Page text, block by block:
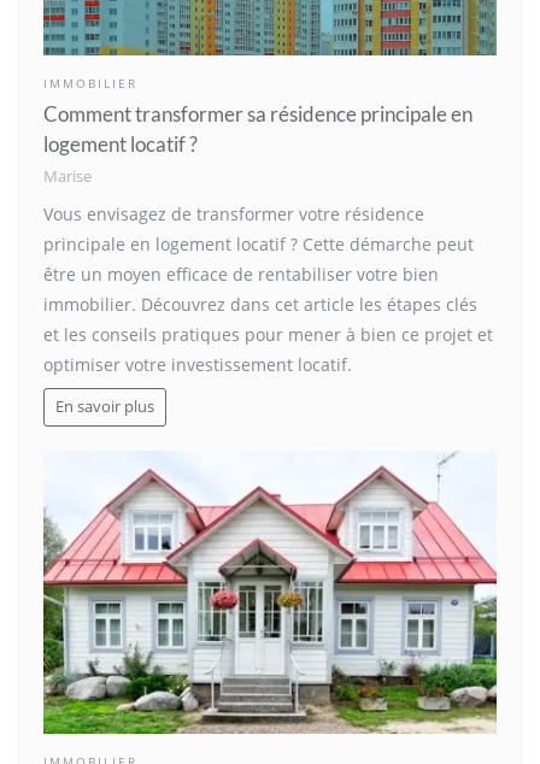
IMMOBILIER
Comment transformer sa résidence principale en
logement locatif ?
Marise
Vous envisagez de transformer votre résidence
principale en logement locatif ? Cette démarche peut
être un moyen efficace de rentabiliser votre bien
immobilier. Découvrez dans cet article les étapes clés
et les conseils pratiques pour mener à bien ce projet et
optimiser votre investissement locatif.
En savoir plus